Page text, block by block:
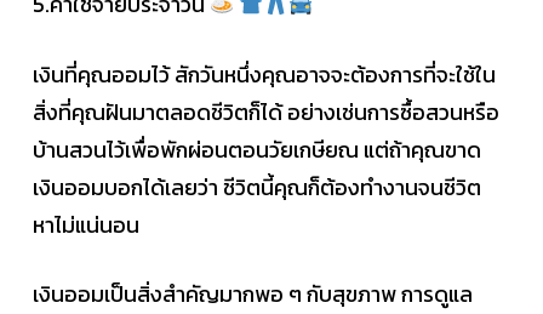
เงินที่คุณออมไว้ สักวันหนึ่งคุณอาจจะต้องการที่จะใช้ใน
สิ่งที่คุณฝันมาตลอดชีวิตก็ได้ อย่างเช่นการซื้อสวนหรือ
บ้านสวนไว้เพื่อพักผ่อนตอนวัยเกษียณ แต่ถ้าคุณขาด
เงินออมบอกได้เลยว่า ชีวิตนี้คุณก็ต้องทำงานจนชีวิต
หาไม่แน่นอน
เงินออมเป็นสิ่งสำคัญมากพอ ๆ กับสุขภาพ การดูแล